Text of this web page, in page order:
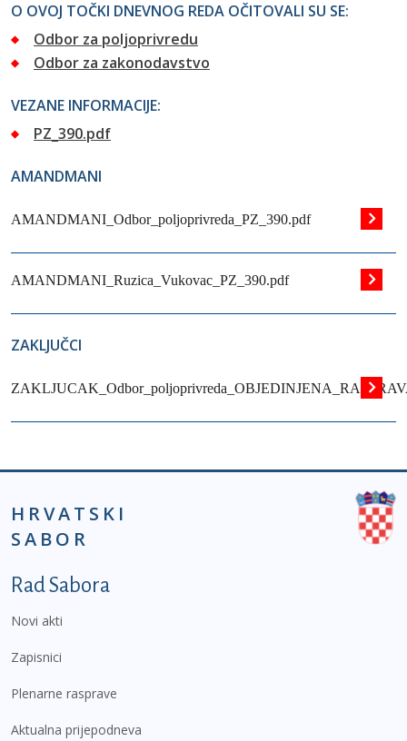
O OVOJ TOČKI DNEVNOG REDA OČITOVALI SU SE:
Odbor za poljoprivredu
Odbor za zakonodavstvo
VEZANE INFORMACIJE:
PZ_390.pdf
AMANDMANI
AMANDMANI_Odbor_poljoprivreda_PZ_390.pdf
AMANDMANI_Ruzica_Vukovac_PZ_390.pdf
ZAKLJUČCI
HRVATSKI
SABOR
Podnožje prvi izbornik
Rad Sabora
Novi akti
Zapisnici
Plenarne rasprave
Aktualna prijepodneva